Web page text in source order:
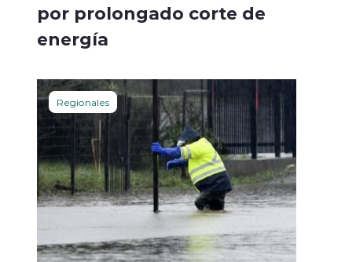
por prolongado corte de
energía
Regionales